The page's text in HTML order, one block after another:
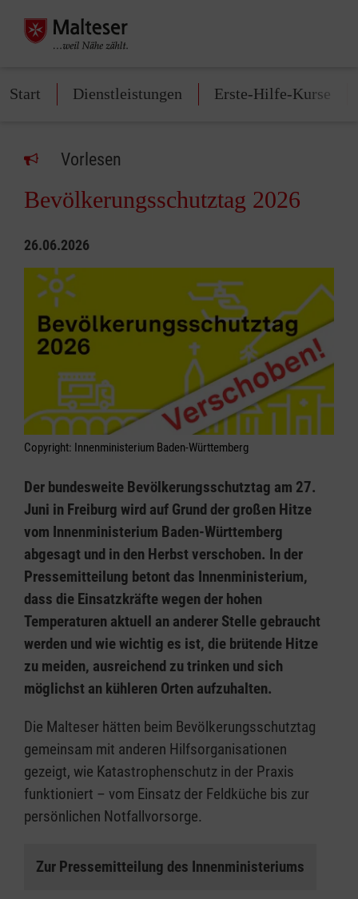
Start Dienstleistungen Erste-Hilfe-Kurse
Vorlesen
Bevölkerungsschutztag 2026
26.06.2026
Copyright: Innenministerium Baden-Württemberg
Der bundesweite Bevölkerungsschutztag am 27.
Juni in Freiburg wird auf Grund der großen Hitze
vom Innenministerium Baden-Württemberg
abgesagt und in den Herbst verschoben. In der
Pressemitteilung betont das Innenministerium,
dass die Einsatzkräfte wegen der hohen
Temperaturen aktuell an anderer Stelle gebraucht
werden und wie wichtig es ist, die brütende Hitze
zu meiden, ausreichend zu trinken und sich
möglichst an kühleren Orten aufzuhalten.
Die Malteser hätten beim Bevölkerungsschutztag
gemeinsam mit anderen Hilfsorganisationen
gezeigt, wie Katastrophenschutz in der Praxis
funktioniert – vom Einsatz der Feldküche bis zur
persönlichen Notfallvorsorge.
Zur Pressemitteilung des Innenministeriums